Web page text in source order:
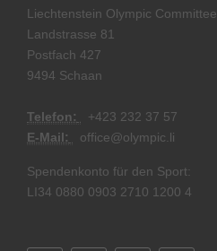
Liechtenstein Olympic Committee
Landstrasse 81
Postfach 427
9494 Schaan
Telefon: +423 232 37 57
E-Mail:
office@olympic.li
Spendenkonto für den Sport:
LI34 0880 0903 2710 1200 4